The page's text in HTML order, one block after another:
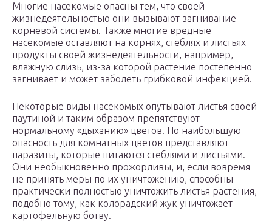
Многие насекомые опасны тем, что своей
жизнедеятельностью они вызывают загнивание
корневой системы. Также многие вредные
насекомые оставляют на корнях, стеблях и листьях
продукты своей жизнедеятельности, например,
влажную слизь, из-за которой растение постепенно
загнивает и может заболеть грибковой инфекцией.
Некоторые виды насекомых опутывают листья своей
паутиной и таким образом препятствуют
нормальному «дыханию» цветов. Но наибольшую
опасность для комнатных цветов представляют
паразиты, которые питаются стеблями и листьями.
Они необыкновенно прожорливы, и, если вовремя
не принять меры по их уничтожению, способны
практически полностью уничтожить листья растения,
подобно тому, как колорадский жук уничтожает
картофельную ботву.